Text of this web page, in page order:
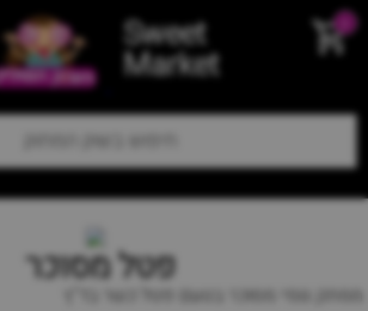
Sweet
Market
פטל מסוכר
ממתק גומי מסוכר בטעם פטל כשר בד"ץ